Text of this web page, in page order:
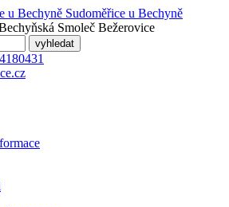
Sudoměřice u Bechyně
Smoleč Bežerovice